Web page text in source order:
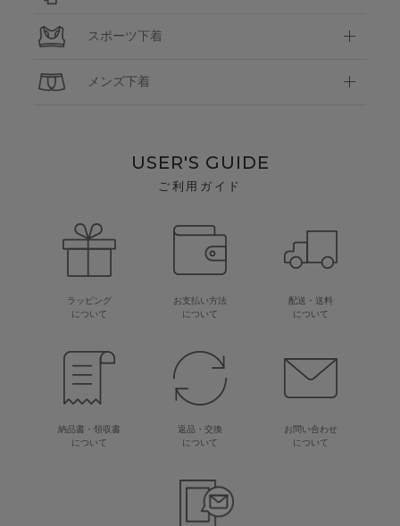
スポーツ下着
メンズ下着
USER'S GUIDE
ご利用ガイド
ラッピング
について
お支払い方法
について
配送・送料
について
納品書・領収書
について
返品・交換
について
お問い合わせ
について